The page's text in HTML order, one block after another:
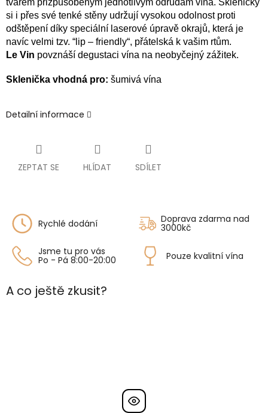
tvarem přizpůsobeným jednotlivým odrůdám vína. Skleničky
si i přes své tenké stěny udržují vysokou odolnost proti
odštěpení díky speciální laserové úpravě okrajů, která je
navíc velmi tzv. “lip – friendly“, přátelská k vašim rtům.
Le Vin povznáší degustaci vína na neobyčejný zážitek.
Sklenička vhodná pro: šumivá vína
Detailní informace
ZEPTAT SE HLÍDAT SDÍLET
Rychlé dodání Doprava zdarma nad
3000kč
Jsme tu pro vás
Po - Pá 8:00-20:00 Pouze kvalitní vína
A co ještě zkusit?